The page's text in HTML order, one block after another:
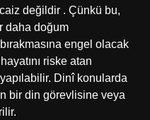
değildir . Çünkü bu,
daha doğum
engel olacak
riske atan
Dinî konularda
bir din görevlisine veya